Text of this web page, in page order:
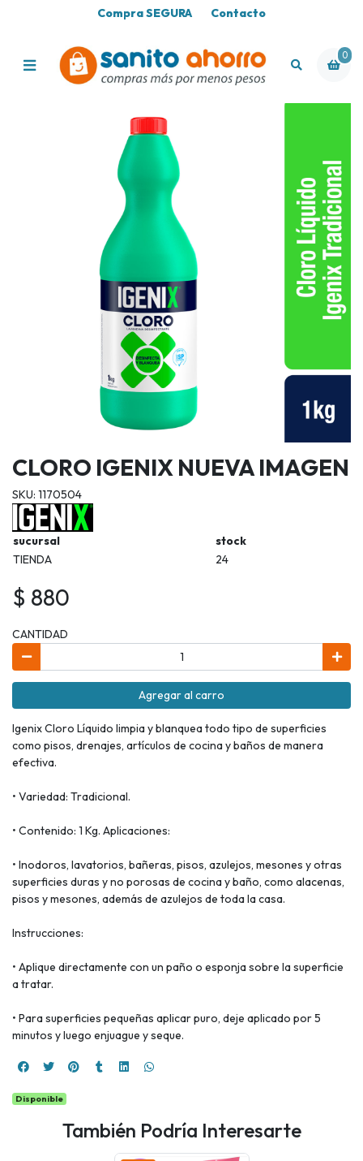
Compra SEGURA Contacto
0
CLORO IGENIX NUEVA IMAGEN
SKU: 1170504
sucursal
stock
TIENDA
24
$ 880
CANTIDAD
Agregar al carro
Igenix Cloro Líquido limpia y blanquea todo tipo de superficies
como pisos, drenajes, artículos de cocina y baños de manera
efectiva.
• Variedad: Tradicional.
• Contenido: 1 Kg. Aplicaciones:
• Inodoros, lavatorios, bañeras, pisos, azulejos, mesones y otras
superficies duras y no porosas de cocina y baño, como alacenas,
pisos y mesones, además de azulejos de toda la casa.
Instrucciones:
• Aplique directamente con un paño o esponja sobre la superficie
a tratar.
• Para superficies pequeñas aplicar puro, deje aplicado por 5
minutos y luego enjuague y seque.
Disponible
También Podría Interesarte